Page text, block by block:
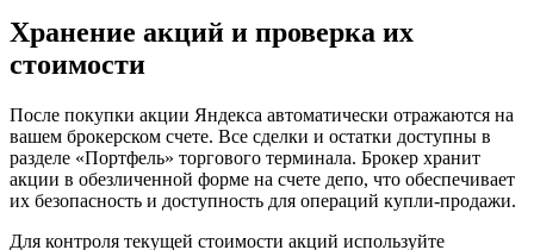
Хранение акций и проверка их
стоимости
После покупки акции Яндекса автоматически отражаются на
вашем брокерском счете. Все сделки и остатки доступны в
разделе «Портфель» торгового терминала. Брокер хранит
акции в обезличенной форме на счете депо, что обеспечивает
их безопасность и доступность для операций купли-продажи.
Для контроля текущей стоимости акций используйте